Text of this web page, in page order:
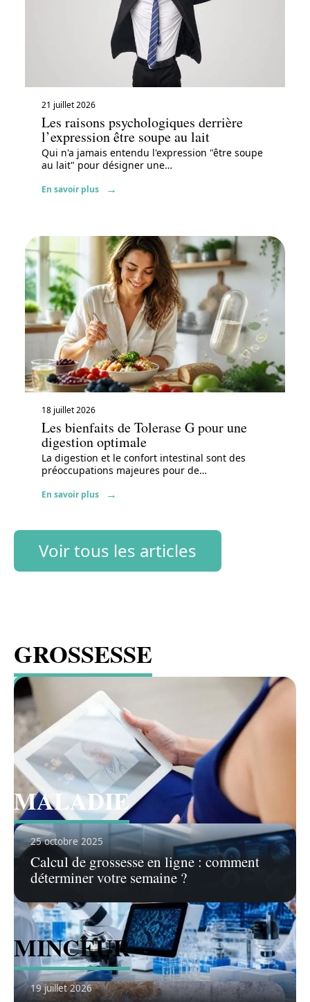
21 juillet 2026
Les raisons psychologiques derrière
l’expression être soupe au lait
Qui n'a jamais entendu l'expression "être soupe
au lait" pour désigner une…
En savoir plus
18 juillet 2026
Les bienfaits de Tolerase G pour une
digestion optimale
La digestion et le confort intestinal sont des
préoccupations majeures pour de…
En savoir plus
Voir tous les articles
GROSSESSE
25 octobre 2025
Calcul de grossesse en ligne : comment
déterminer votre semaine ?
Voir tous les articles
MALADIE
19 juillet 2026
Voir tous les articles
MINCEUR